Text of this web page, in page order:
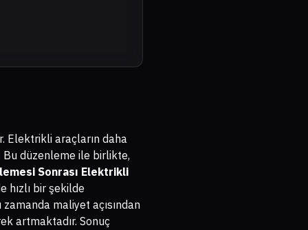
Elektrikli araçların daha
Bu düzenleme ile birlikte,
Sonrası Elektrikli
hızlı bir şekilde
maliyet açısından
artmaktadır. Sonuç